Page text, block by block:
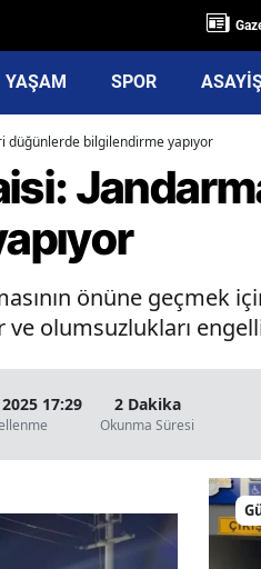
YAŞAM SPOR
düğünlerde bilgilendirme yapıyor
önüne geçmek
olumsuzlukları
17:29 2 Dakika
Okunma Süresi